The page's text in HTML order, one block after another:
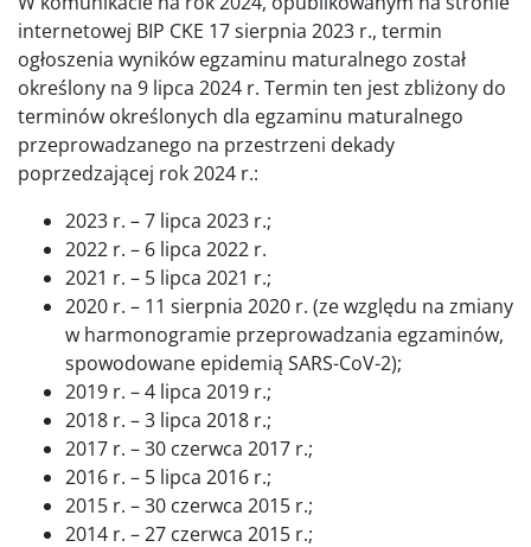
internetowej BIP CKE 17 sierpnia 2023 r., termin
ogłoszenia wyników egzaminu maturalnego został
określony na 9 lipca 2024 r. Termin ten jest zbliżony do
terminów określonych dla egzaminu maturalnego
przeprowadzanego na przestrzeni dekady
poprzedzającej rok 2024 r.:
2023 r. – 7 lipca 2023 r.;
2022 r. – 6 lipca 2022 r.
2021 r. – 5 lipca 2021 r.;
2020 r. – 11 sierpnia 2020 r. (ze względu na zmiany
w harmonogramie przeprowadzania egzaminów,
spowodowane epidemią SARS-CoV-2);
2019 r. – 4 lipca 2019 r.;
2018 r. – 3 lipca 2018 r.;
2017 r. – 30 czerwca 2017 r.;
2016 r. – 5 lipca 2016 r.;
2015 r. – 30 czerwca 2015 r.;
2014 r. – 27 czerwca 2015 r.;